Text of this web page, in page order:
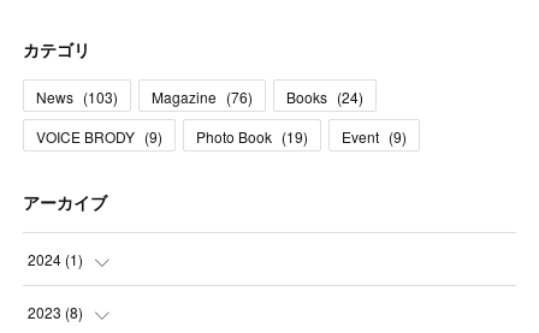
カテゴリ
News (103) Magazine (76) Books (24)
VOICE BRODY (9) Photo Book (19) Event (9)
アーカイブ
2024(1)
( )
2023 (8)